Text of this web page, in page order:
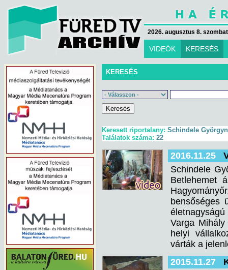
2026. augusztus 8.
VIDEÓK KERESÉS
KERESÉS
Keresett riportalany: Schindele
Találatok száma: 22
2016.11.25
Schindele
Betlehemet
bensőséges
Varga
helyi
várták a
2015.11.27